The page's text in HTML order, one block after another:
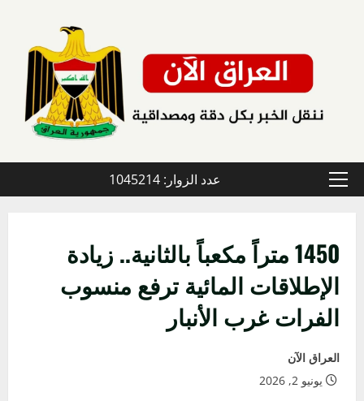
القائمة
عدد الزوار: 1045214
1450 متراً مكعباً بالثانية.. زيادة
الإطلاقات المائية ترفع منسوب
الفرات غرب الأنبار
العراق الآن
يونيو 2, 2026